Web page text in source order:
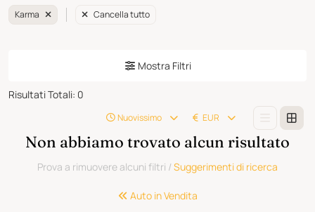
Karma Cancella tutto
Mostra Filtri
Risultati Totali: 0
Nuovissimo EUR
Non abbiamo trovato alcun risultato
Prova a rimuovere alcuni filtri /Suggerimenti di ricerca
Auto in Vendita